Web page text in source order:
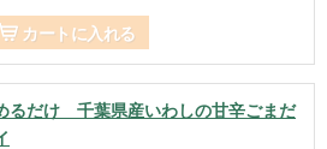
カートに入れる
るだけ 千葉県産いわしの甘辛ごまだ